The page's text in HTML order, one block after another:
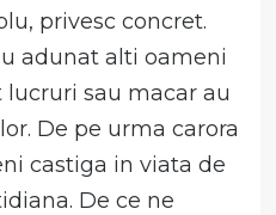
privesc concret.
adunat alti oameni
sau macar au
De pe urma carora
castiga in viata de
De ce ne